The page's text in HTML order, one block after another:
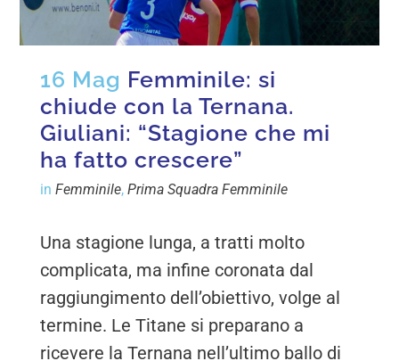
16 Mag Femminile: si
chiude con la Ternana.
Giuliani: “Stagione che mi
ha fatto crescere”
inFemminile,Prima Squadra Femminile
Una stagione lunga, a tratti molto
complicata, ma infine coronata dal
raggiungimento dell’obiettivo, volge al
termine. Le Titane si preparano a
ricevere la Ternana nell’ultimo ballo di